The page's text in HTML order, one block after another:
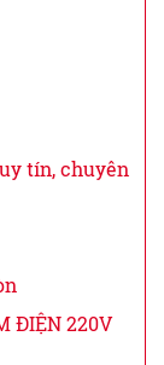
tín, chuyên
ĐIỆN 220V